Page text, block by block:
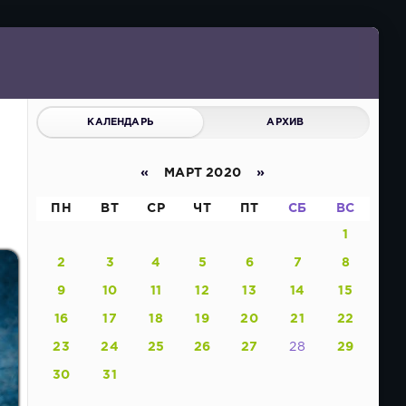
КАЛЕНДАРЬ АРХИВ
« МАРТ 2020 »
ПН ВТ СР ЧТ ПТ СБ ВС
1
2 3 4 5 6 7 8
9 10 11 12 13 14 15
16 17 18 19 20 21 22
23 24 25 26 27 28 29
30 31